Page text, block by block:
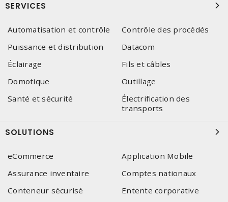
SERVICES
Automatisation et contrôle
Contrôle des procédés
Puissance et distribution
Datacom
Éclairage
Fils et câbles
Domotique
Outillage
Santé et sécurité
Électrification des
transports
SOLUTIONS
eCommerce
Application Mobile
Assurance inventaire
Comptes nationaux
Conteneur sécurisé
Entente corporative